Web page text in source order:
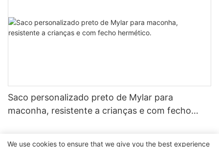
Saco personalizado preto de Mylar para
maconha, resistente a crianças e com fecho
We use cookies to ensure that we give you the best experience